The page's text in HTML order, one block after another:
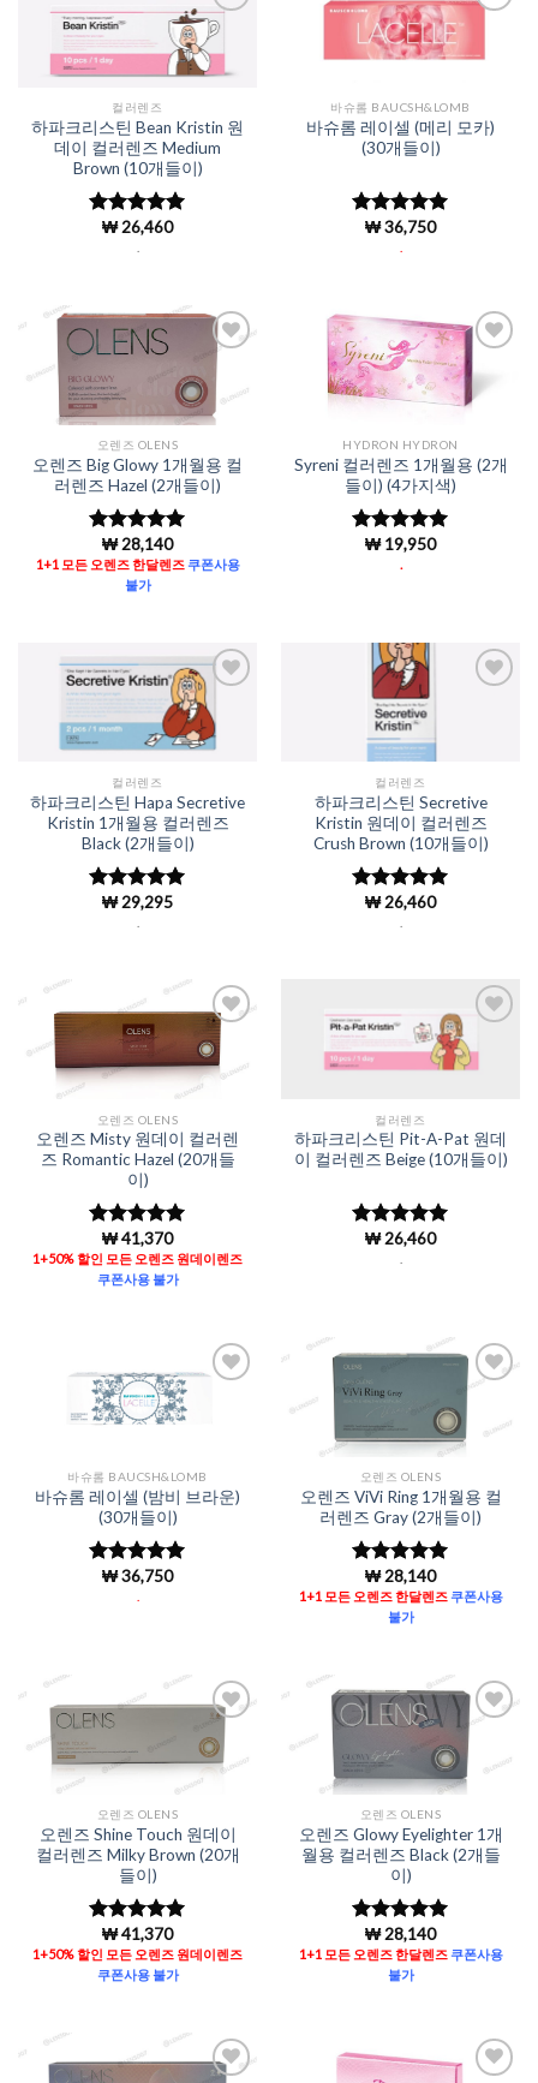
Add to
Wishlist
컬러렌즈
하파크리스틴 Bean Kristin 원
데이 컬러렌즈 Medium
Brown (10개들이)
5 중에서
로 평
₩26,460
Add to
Wishlist
바슈롬 BAUCSH&LOMB
바슈롬 레이셀 (메리 모카)
(30개들이)
5 중에서
로 평
₩36,750
Add to
Wishlist
오렌즈 OLENS
오렌즈 Big Glowy 1개월용 컬
러렌즈 Hazel (2개들이)
5 중에서
로 평가됨
₩28,140
1+1 모든 오렌즈 한달렌즈쿠폰사용
불가
Add to
Wishlist
HYDRON HYDRON
Syreni 컬러렌즈 1개월용 (2개
들이) (4가지색)
5 중에서
로 평
₩19,950
.
Add to
Wishlist
컬러렌즈
하파크리스틴 Hapa Secretive
Kristin 1개월용 컬러렌즈
Black (2개들이)
5 중에서
로 평
₩29,295
컬러렌즈
하파크리스틴 Secretive
Kristin 원데이 컬러렌즈
Crush Brown (10개들이)
5 중에서
로 평
₩26,460
Add to
Wishlist
오렌즈 OLENS
오렌즈 Misty 원데이 컬러렌
즈 Romantic Hazel (20개들
이)
5 중에서
로 평가됨
₩41,370
1+50% 할인 모든 오렌즈 원데이렌즈
쿠폰사용 불가
Add to
Wishlist
컬러렌즈
하파크리스틴 Pit-A-Pat 원데
이 컬러렌즈 Beige (10개들이)
5 중에서
로 평
₩26,460
바슈롬 BAUCSH&LOMB
바슈롬 레이셀 (밤비 브라운)
(30개들이)
5 중에서
로 평
₩36,750
Wishlist
오렌즈 OLENS
오렌즈 ViVi Ring 1개월용 컬
러렌즈 Gray (2개들이)
5 중에서
로 평가됨
₩28,140
1+1 모든 오렌즈 한달렌즈쿠폰사용
불가
Add to
Wishlist
오렌즈 OLENS
오렌즈 Shine Touch 원데이
컬러렌즈 Milky Brown (20개
들이)
5 중에서
로 평가됨
₩41,370
1+50% 할인 모든 오렌즈 원데이렌즈
쿠폰사용 불가
Add to
Wishlist
오렌즈 OLENS
오렌즈 Glowy Eyelighter 1개
월용 컬러렌즈 Black (2개들
이)
5 중에서
로 평가됨
₩28,140
1+1 모든 오렌즈 한달렌즈쿠폰사용
불가